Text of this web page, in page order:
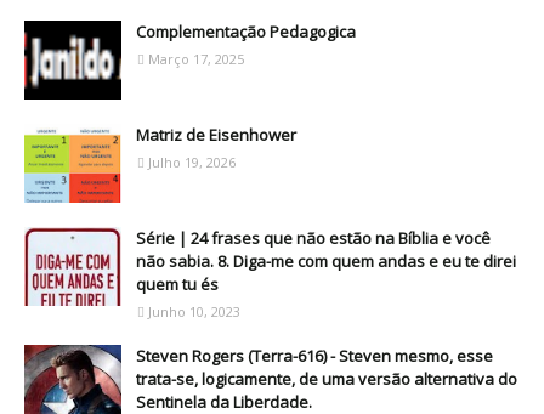
Complementação Pedagogica
Março 17, 2025
Matriz de Eisenhower
Julho 19, 2026
Série | 24 frases que não estão na Bíblia e você
não sabia. 8. Diga-me com quem andas e eu te direi
quem tu és
Junho 10, 2023
Steven Rogers (Terra-616) - Steven mesmo, esse
trata-se, logicamente, de uma versão alternativa do
Sentinela da Liberdade.